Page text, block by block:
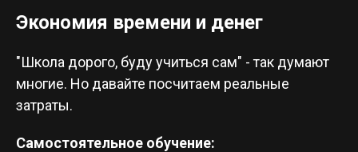
Экономия времени и денег
"Школа дорого, буду учиться сам" - так думают
многие. Но давайте посчитаем реальные
затраты.
Самостоятельное обучение: